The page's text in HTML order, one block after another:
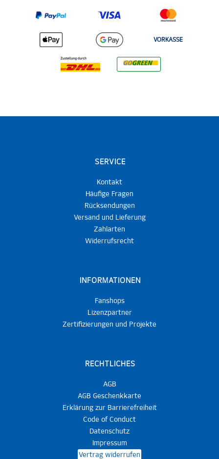
VORKASSE
SERVICE
Kontakt
Häufige Fragen
Rücksendungen
Versand und Lieferung
Zahlarten
Widerrufsrecht
INFORMATIONEN
Fanshops
Lizenzpartner
Zertifizierungen und Projekte
RECHTLICHES
AGB
AGB Geschenkkarte
Erklärung zur Barrierefreiheit
Code of Conduct
Datenschutz
Impressum
Vertrag widerrufen